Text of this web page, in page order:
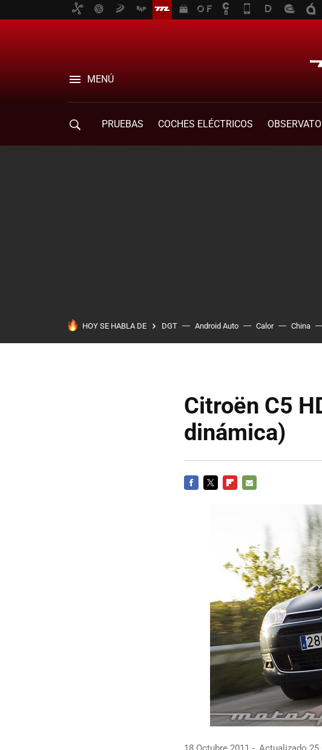
MENÚ
PRUEBAS COCHES ELÉCTRICOS
HOY SE HABLA DE DGT Android Auto Calor China
Citroën C5
dinámica)